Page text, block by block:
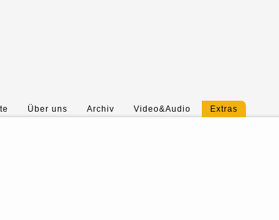
Über uns Archiv Video&Audio Extras